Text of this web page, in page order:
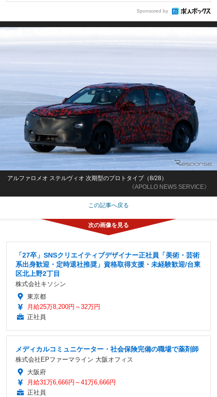
Sponsored by
《APOLLO NEWS SERVICE》
アルファロメオ ステルヴィオ 次期型のプロトタイプ（8/28）
この記事へ戻る
「27卒」SNSクリエイティブデザイナー正社員「美術・芸術
系出身歓迎・定時退社推奨」資格取得支援・未経験歓迎/台東
区北上野2丁目
株式会社キソシン
東京都
月給25万8,200円～32万円
正社員
メディカルコミュニケーター・社会保険完備の職場で薬剤師
株式会社EPファーマライン 大阪オフィス
大阪府
月給31万6,666円～41万6,666円
正社員